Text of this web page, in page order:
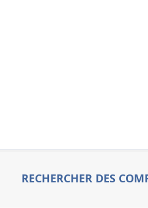
RECHERCHER DES